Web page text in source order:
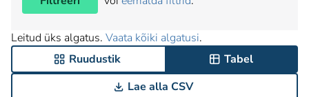
Leitud üks algatus. Vaata kõiki algatusi.
Ruudustik
Tabel
Lae alla CSV